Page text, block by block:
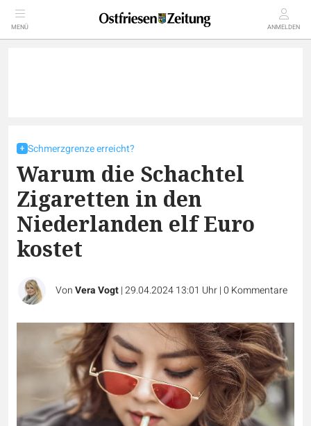
MENÜ ANMELDEN
Schmerzgrenze erreicht?
Warum die Schachtel
Zigaretten in den
Niederlanden elf Euro
kostet
VonVera Vogt|29.04.2024 13:01 Uhr|0 Kommentare